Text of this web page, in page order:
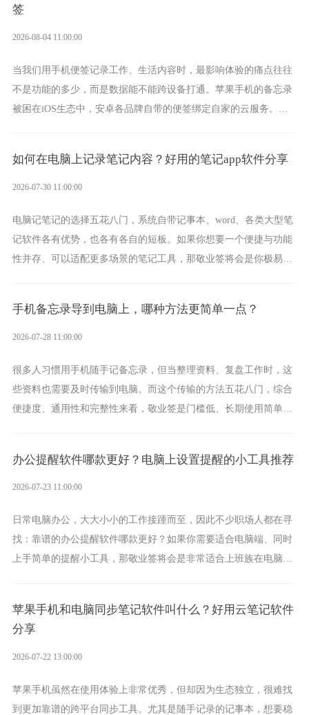
签
2026-08-04 11:00:00
当我们用手机便签记录工作、生活内容时，最影响体验的痛点往往
不是功能的多少，而是数据能不能跨设备打通。苹果手机的备忘录
被困在iOS生态中，安卓各品牌自带的便签绑定自家的云服务。而
如何在电脑上记录笔记内容？好用的笔记app软件分享
2026-07-30 11:00:00
电脑记笔记的选择五花八门，系统自带记事本、word、各类大型笔
记软件各有优势，也各有各自的短板。如果你想要一个便捷与功能
性并存、可以适配更多场景的笔记工具，那敬业签将会是你极易上
手机备忘录导到电脑上，哪种方法更简单一点？
2026-07-28 11:00:00
很多人习惯用手机随手记备忘录，但当整理资料、复盘工作时，这
些资料也需要及时传输到电脑。而这个传输的方法五花八门，综合
便捷度、通用性和完整性来看，敬业签是门槛低、长期使用简单的
办公提醒软件哪款更好？电脑上设置提醒的小工具推荐
2026-07-23 11:00:00
日常电脑办公，大大小小的工作接踵而至，因此不少职场人都在寻
找：靠谱的办公提醒软件哪款更好？如果你需要适合电脑端、同时
上手简单的提醒小工具，那敬业签将会是非常适合上班族在电脑上
苹果手机和电脑同步笔记软件叫什么？好用云笔记软件
分享
2026-07-22 13:00:00
苹果手机虽然在使用体验上非常优秀，但却因为生态独立，很难找
到更加靠谱的跨平台同步工具。尤其是随手记录的记事本，想要稳